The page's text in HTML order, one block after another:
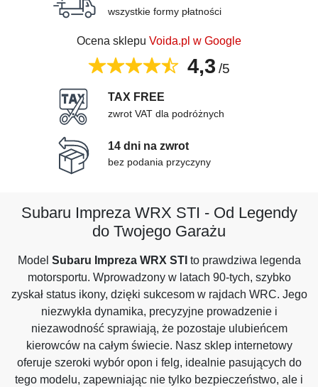
wszystkie formy płatności
Ocena sklepu Voida.pl w Google
4,3 /5
TAX FREE
zwrot VAT dla podróżnych
14 dni na zwrot
bez podania przyczyny
Subaru Impreza WRX STI - Od Legendy
do Twojego Garażu
Model Subaru Impreza WRX STI to prawdziwa legenda
motorsportu. Wprowadzony w latach 90-tych, szybko
zyskał status ikony, dzięki sukcesom w rajdach WRC. Jego
niezwykła dynamika, precyzyjne prowadzenie i
niezawodność sprawiają, że pozostaje ulubieńcem
kierowców na całym świecie. Nasz sklep internetowy
oferuje szeroki wybór opon i felg, idealnie pasujących do
tego modelu, zapewniając nie tylko bezpieczeństwo, ale i